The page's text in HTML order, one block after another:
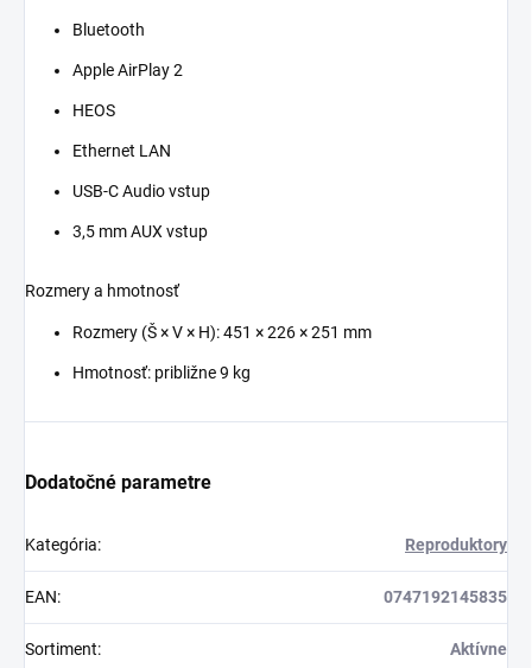
Bluetooth
Apple AirPlay 2
HEOS
Ethernet LAN
USB-C Audio vstup
3,5 mm AUX vstup
Rozmery a hmotnosť
Rozmery (Š × V × H): 451 × 226 × 251 mm
Hmotnosť: približne 9 kg
Dodatočné parametre
Kategória: Reproduktory
EAN: 0747192145835
Sortiment: Aktívne